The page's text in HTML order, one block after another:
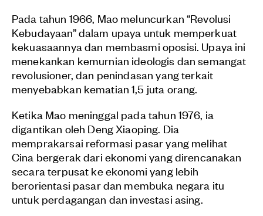
Pada tahun 1966, Mao meluncurkan “Revolusi
Kebudayaan” dalam upaya untuk memperkuat
kekuasaannya dan membasmi oposisi. Upaya ini
menekankan kemurnian ideologis dan semangat
revolusioner, dan penindasan yang terkait
menyebabkan kematian 1,5 juta orang.
Ketika Mao meninggal pada tahun 1976, ia
digantikan oleh Deng Xiaoping. Dia
memprakarsai reformasi pasar yang melihat
Cina bergerak dari ekonomi yang direncanakan
secara terpusat ke ekonomi yang lebih
berorientasi pasar dan membuka negara itu
untuk perdagangan dan investasi asing.